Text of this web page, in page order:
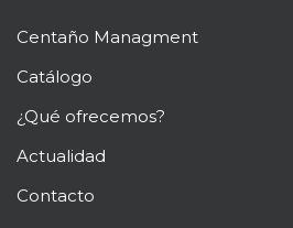
Centaño Managment
Catálogo
¿Qué ofrecemos?
Actualidad
Contacto